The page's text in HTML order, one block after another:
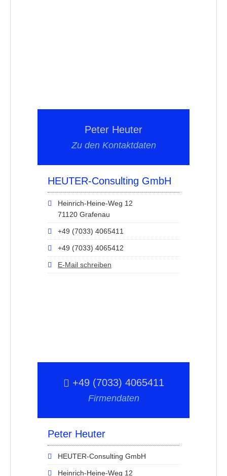
Peter Heuter
Zu den Kontaktdaten
HEUTER-Consulting GmbH
Heinrich-Heine-Weg 12
71120 Grafenau
+49 (7033) 4065411
+49 (7033) 4065412
E-Mail schreiben
+49 (7033) 4065411
Firmendaten
Peter Heuter
HEUTER-Consulting GmbH
Heinrich-Heine-Weg 12